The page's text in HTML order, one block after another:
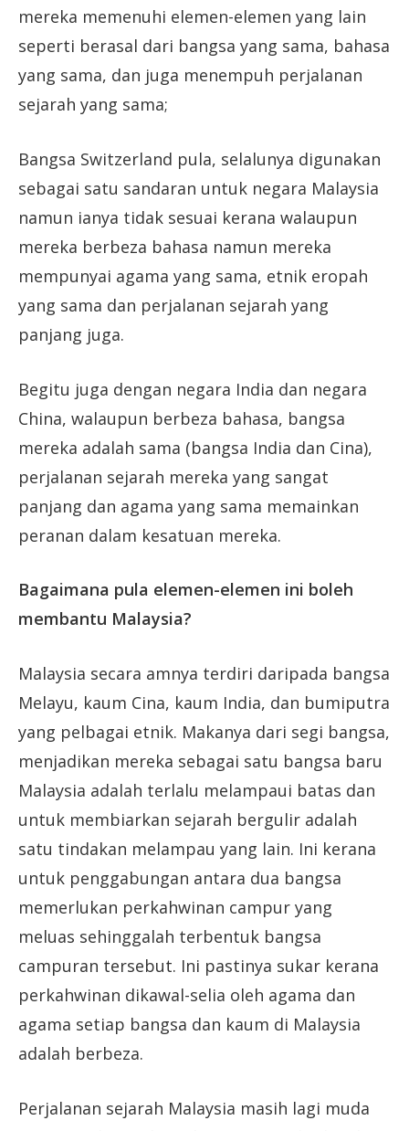
mereka memenuhi elemen-elemen yang lain
seperti berasal dari bangsa yang sama, bahasa
yang sama, dan juga menempuh perjalanan
sejarah yang sama;
Bangsa Switzerland pula, selalunya digunakan
sebagai satu sandaran untuk negara Malaysia
namun ianya tidak sesuai kerana walaupun
mereka berbeza bahasa namun mereka
mempunyai agama yang sama, etnik eropah
yang sama dan perjalanan sejarah yang
panjang juga.
Begitu juga dengan negara India dan negara
China, walaupun berbeza bahasa, bangsa
mereka adalah sama (bangsa India dan Cina),
perjalanan sejarah mereka yang sangat
panjang dan agama yang sama memainkan
peranan dalam kesatuan mereka.
Bagaimana pula elemen-elemen ini boleh
membantu Malaysia?
Malaysia secara amnya terdiri daripada bangsa
Melayu, kaum Cina, kaum India, dan bumiputra
yang pelbagai etnik. Makanya dari segi bangsa,
menjadikan mereka sebagai satu bangsa baru
Malaysia adalah terlalu melampaui batas dan
untuk membiarkan sejarah bergulir adalah
satu tindakan melampau yang lain. Ini kerana
untuk penggabungan antara dua bangsa
memerlukan perkahwinan campur yang
meluas sehinggalah terbentuk bangsa
campuran tersebut. Ini pastinya sukar kerana
perkahwinan dikawal-selia oleh agama dan
agama setiap bangsa dan kaum di Malaysia
adalah berbeza.
Perjalanan sejarah Malaysia masih lagi muda